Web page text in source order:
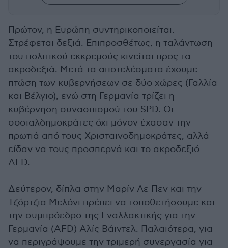
Πρώτον, η Ευρώπη συντηρικοποιείται.
Στρέφεται δεξιά. Επιπροσθέτως, η ταλάντωση
του πολιτικού εκκρεμούς κινείται προς τα
ακροδεξιά. Μετά τα αποτελέσματα έχουμε
πτώση των κυβερνήσεων σε δύο χώρες (Γαλλία
και Βέλγιο), ενώ στη Γερμανία τρίζει η
κυβέρνηση συνασπισμού του SPD. Oι
σοσιαλδημοκράτες όχι μόνον έχασαν την
πρωτιά από τους Χρισταινοδημοκράτες, αλλά
είδαν να τους προσπερνά και το ακροδεξιό
AFD.
Δεύτερον, δίπλα στην Μαρίν Λε Πεν και την
Τζόρτζια Μελόνι πρέπει να τοποθετήσουμε και
την συμπρόεδρο της Εναλλακτικής για την
Γερμανία (AFD) Αλίς Βάιντελ. Παλαιότερα, για
να περιγράψουμε την τριμερή συνεργασία για